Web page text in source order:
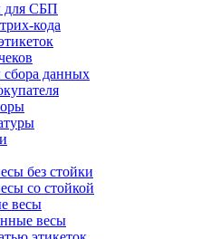
для СБП
кода
данных
без стойки
со стойкой
весы
весы